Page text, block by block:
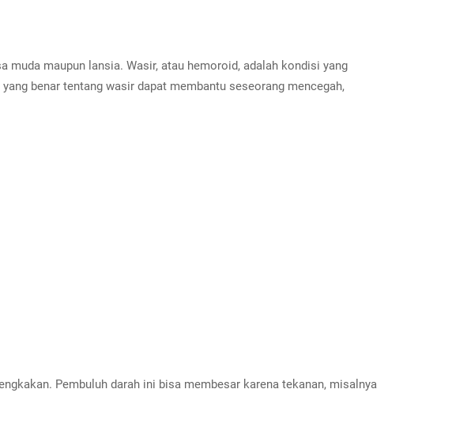
muda maupun lansia. Wasir, atau hemoroid, adalah kondisi yang
benar tentang wasir dapat membantu seseorang mencegah,
Pembuluh darah ini bisa membesar karena tekanan, misalnya